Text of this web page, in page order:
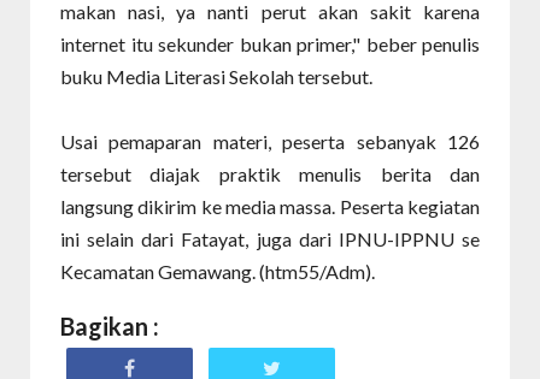
makan nasi, ya nanti perut akan sakit karena
internet itu sekunder bukan primer," beber penulis
buku Media Literasi Sekolah tersebut.
Usai pemaparan materi, peserta sebanyak 126
tersebut diajak praktik menulis berita dan
langsung dikirim ke media massa. Peserta kegiatan
ini selain dari Fatayat, juga dari IPNU-IPPNU se
Kecamatan Gemawang. (htm55/Adm).
Bagikan :